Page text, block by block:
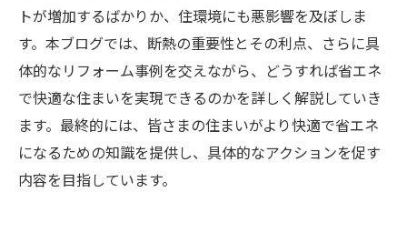
トが増加するばかりか、住環境にも悪影響を及ぼしま
す。本ブログでは、断熱の重要性とその利点、さらに具
体的なリフォーム事例を交えながら、どうすれば省エネ
で快適な住まいを実現できるのかを詳しく解説していき
ます。最終的には、皆さまの住まいがより快適で省エネ
になるための知識を提供し、具体的なアクションを促す
内容を目指しています。